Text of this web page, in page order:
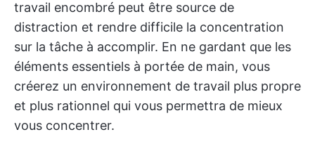
travail encombré peut être source de
distraction et rendre difficile la concentration
sur la tâche à accomplir. En ne gardant que les
éléments essentiels à portée de main, vous
créerez un environnement de travail plus propre
et plus rationnel qui vous permettra de mieux
vous concentrer.